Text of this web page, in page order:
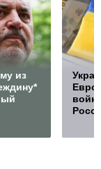
из